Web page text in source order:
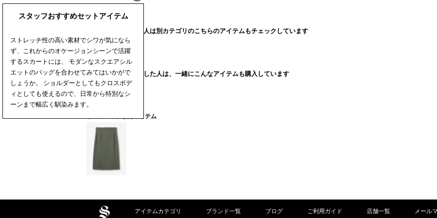
このアイテムを見た人は別カテゴリのこちらのアイテムもチェックしています
このアイテムを購入した人は、一緒にこんなアイテムも購入しています
最近チェックしたアイテム
アイテムカテゴリ ブランド一覧 ブログ ご利用ガイド 店舗一覧 メール
スタッフおすすめセットアイテム
ストレッチ性の高い素材でシワが気になら
ず、これからのオケージョンシーンで活躍
するスカートには、 モダンなスクエアシル
エットのバッグを合わせてみてはいかがで
しょうか。 ショルダーとしてもクロスボデ
ィとしても使えるので、日常から特別なシ
ーンまで幅広く馴染みます。